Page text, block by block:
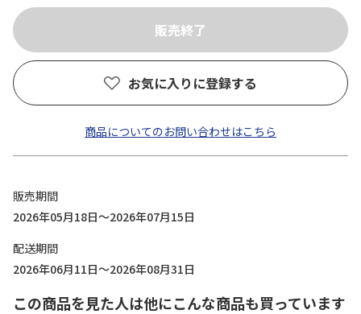
お気に入りに登録する
商品についてのお問い合わせはこちら
販売期間
2026年05月18日～2026年07月15日
配送期間
2026年06月11日～2026年08月31日
この商品を見た人は他にこんな商品も買っています